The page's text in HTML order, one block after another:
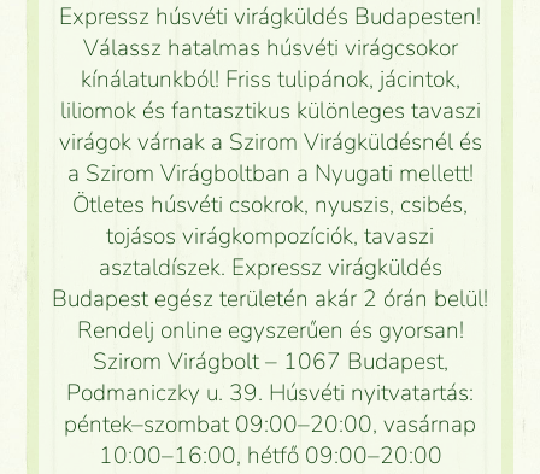
Expressz húsvéti virágküldés Budapesten!
Válassz hatalmas húsvéti virágcsokor
kínálatunkból! Friss tulipánok, jácintok,
liliomok és fantasztikus különleges tavaszi
virágok várnak a Szirom Virágküldésnél és
a Szirom Virágboltban a Nyugati mellett!
Ötletes húsvéti csokrok, nyuszis, csibés,
tojásos virágkompozíciók, tavaszi
asztaldíszek. Expressz virágküldés
Budapest egész területén akár 2 órán belül!
Rendelj online egyszerűen és gyorsan!
Szirom Virágbolt – 1067 Budapest,
Podmaniczky u. 39. Húsvéti nyitvatartás:
péntek–szombat 09:00–20:00, vasárnap
10:00–16:00, hétfő 09:00–20:00